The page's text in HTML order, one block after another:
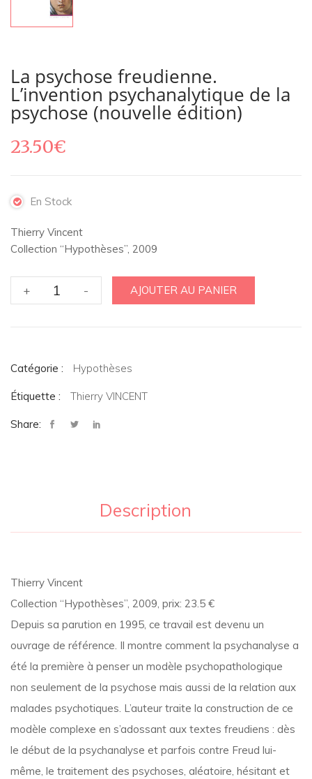
La psychose freudienne.
L’invention psychanalytique de la
psychose (nouvelle édition)
23.50€
En Stock
Thierry Vincent
Collection “Hypothèses”, 2009
+
quantité
de
L'invention
de
- AJOUTER AU PANIER
Catégorie : Hypothèses
Étiquette : Thierry VINCENT
Share:
Description
Thierry Vincent
Collection “Hypothèses”, 2009, prix: 23.5 €
Depuis sa parution en 1995, ce travail est devenu un
ouvrage de référence. Il montre comment la psychanalyse a
été la première à penser un modèle psychopathologique
non seulement de la psychose mais aussi de la relation aux
malades psychotiques. L’auteur traite la construction de ce
modèle complexe en s’adossant aux textes freudiens : dès
le début de la psychanalyse et parfois contre Freud lui-
même, le traitement des psychoses, aléatoire, hésitant et